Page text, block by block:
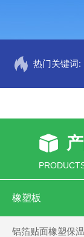
热门关键词:
橡塑板
铝箔贴面橡塑保